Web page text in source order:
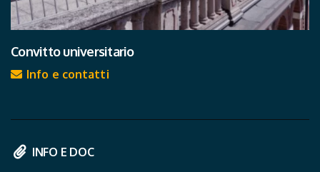
Convitto universitario
Info e contatti
INFO E DOC